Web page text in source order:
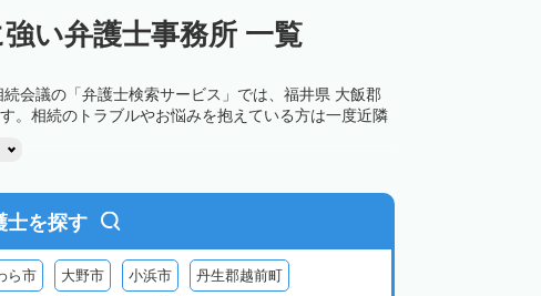
い弁護士事務所 一覧
会議の「弁護士検索サービス」では、福井県 大飯郡
。相続のトラブルやお悩みを抱えている方は一度近隣
士を探す
ら市 大野市 小浜市 丹生郡越前町